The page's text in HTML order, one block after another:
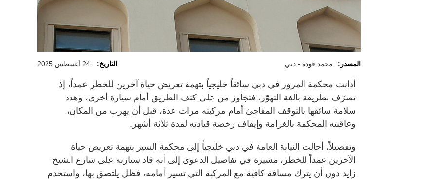
المصدر: محمد فودة - دبي التاريخ: 24 أغسطس 2025
أدانت محكمة المرور في دبي سائقاً خليجياً بتهمة تعريض حياة آخرين للخطر عمداً، إذ
تصرّف بطريقة بالغة التهوّر، فتجاوز من على كتف الطريق أمام سيارة أخرى، وهدد
سلامة سائقها بالتوقف المفاجئ أمام مركبته مرات عدة، قبل أن يهرب من المكان،
وعاقبته المحكمة بالغرامة وإيقاف رخصة قيادته لمدة ثلاثة أشهر.
وتفصيلاً، أحالت النيابة العامة في دبي خليجياً إلى محكمة السير بتهمة تعريض حياة
الآخرين عمداً للخطر، مشيرة في تفاصيل الدعوى إلى أنه قاد سيارته على شارع الشيخ
زايد دون أن يترك مسافة كافية مع المركبة التي تسير أمامه، فظل يلتصق بها، واستخدم